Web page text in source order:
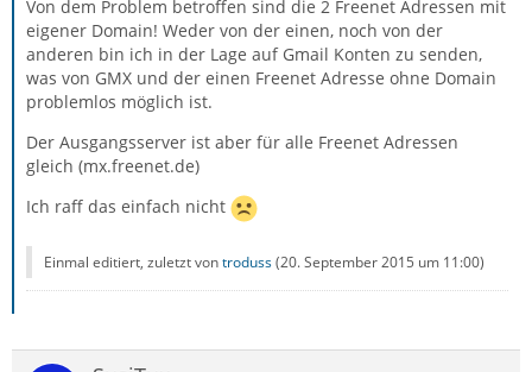
Von dem Problem betroffen sind die 2 Freenet Adressen mit
eigener Domain! Weder von der einen, noch von der
anderen bin ich in der Lage auf Gmail Konten zu senden,
was von GMX und der einen Freenet Adresse ohne Domain
problemlos möglich ist.
Der Ausgangsserver ist aber für alle Freenet Adressen
gleich (mx.freenet.de)
Ich raff das einfach nicht
Einmal editiert, zuletzt vontroduss(20. September 2015 um 11:00)